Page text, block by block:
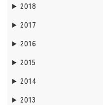
2018
2017
2016
2015
2014
2013